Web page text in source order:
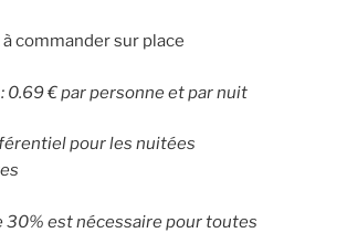
à commander sur place
0.69 € par personne et par nuit
pour les nuitées
30% est nécessaire pour toutes